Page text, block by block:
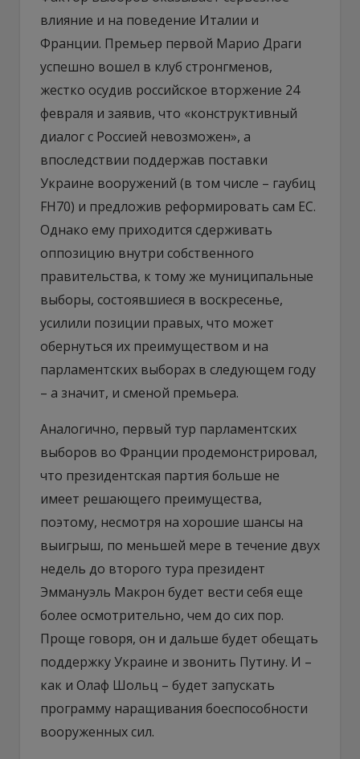
влияние и на поведение Италии и
Франции. Премьер первой Марио Драги
успешно вошел в клуб стронгменов,
жестко осудив российское вторжение 24
февраля и заявив, что «конструктивный
диалог с Россией невозможен», а
впоследствии поддержав поставки
Украине вооружений (в том числе – гаубиц
FH70) и предложив реформировать сам ЕС.
Однако ему приходится сдерживать
оппозицию внутри собственного
правительства, к тому же муниципальные
выборы, состоявшиеся в воскресенье,
усилили позиции правых, что может
обернуться их преимуществом и на
парламентских выборах в следующем году
– а значит, и сменой премьера.
Аналогично, первый тур парламентских
выборов во Франции продемонстрировал,
что президентская партия больше не
имеет решающего преимущества,
поэтому, несмотря на хорошие шансы на
выигрыш, по меньшей мере в течение двух
недель до второго тура президент
Эммануэль Макрон будет вести себя еще
более осмотрительно, чем до сих пор.
Проще говоря, он и дальше будет обещать
поддержку Украине и звонить Путину. И –
как и Олаф Шольц – будет запускать
программу наращивания боеспособности
вооруженных сил.